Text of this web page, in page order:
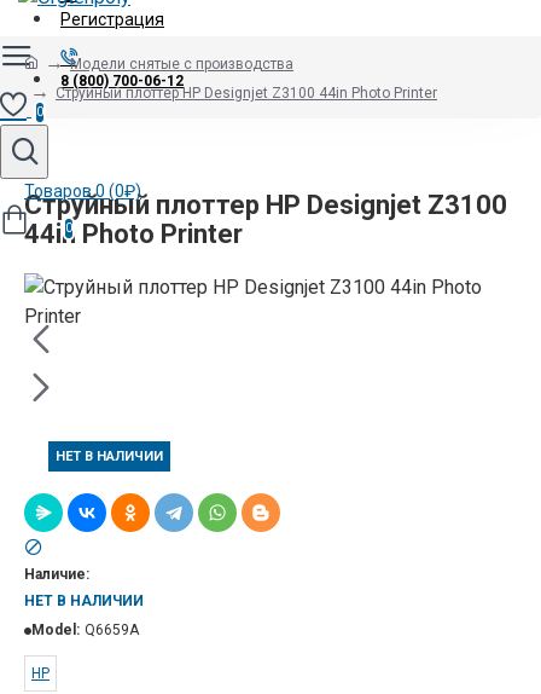
Регистрация
8 (800) 700-06-12
0
Товаров 0 (0₽)
0
Модели снятые с производства
Струйный плоттер HP Designjet Z3100 44in Photo Printer
Струйный плоттер HP Designjet Z3100
44in Photo Printer
НЕТ В НАЛИЧИИ
Наличие:
НЕТ В НАЛИЧИИ
Model: Q6659A
HP